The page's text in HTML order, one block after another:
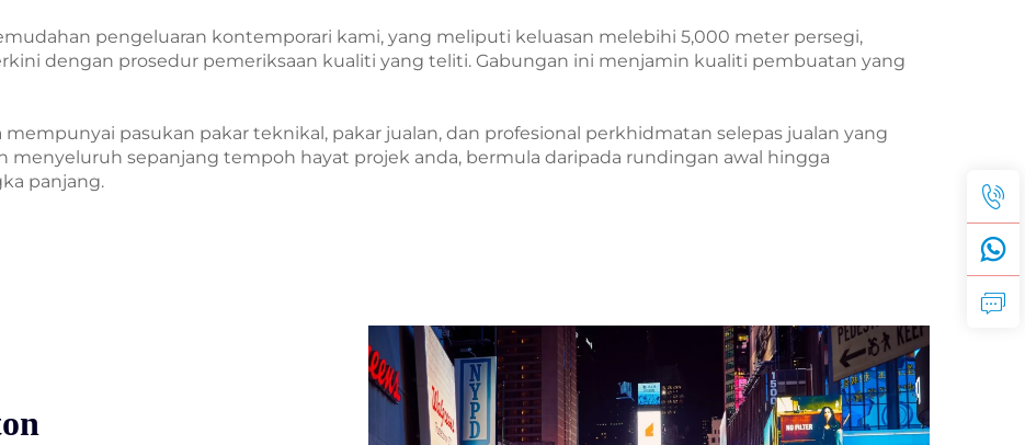
pengeluaran kontemporari kami, yang meliputi keluasan melebihi 5,000 meter persegi,
dengan prosedur pemeriksaan kualiti yang teliti. Gabungan ini menjamin kualiti pembuatan yang
mempunyai pasukan pakar teknikal, pakar jualan, dan profesional perkhidmatan selepas jualan yang
menyeluruh sepanjang tempoh hayat projek anda, bermula daripada rundingan awal hingga
panjang.